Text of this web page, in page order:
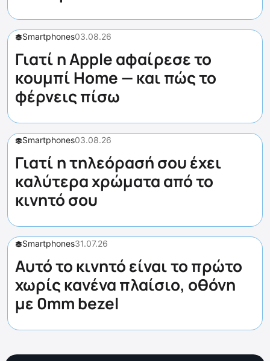
Smartphones03.08.26
Γιατί η Apple αφαίρεσε το
κουμπί Home — και πώς το
φέρνεις πίσω
Smartphones03.08.26
Γιατί η τηλεόρασή σου έχει
καλύτερα χρώματα από το
κινητό σου
Smartphones31.07.26
Αυτό το κινητό είναι το πρώτο
χωρίς κανένα πλαίσιο, οθόνη
με 0mm bezel